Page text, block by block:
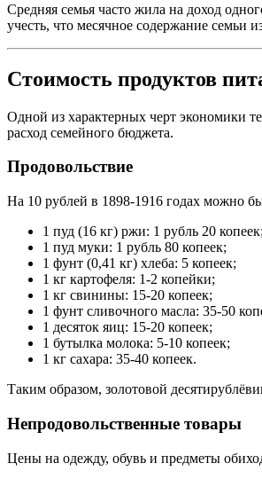
Средняя семья часто жила на доход
учесть, что месячное содержание семьи
Стоимость продуктов
Одной из характерных черт экономики
расход семейного бюджета.
Продовольствие
На 10 рублей в 1898-1916 годах можно
1 пуд (16 кг) ржи: 1 рубль 20 копеек;
1 пуд муки: 1 рубль 80 копеек;
1 фунт (0,41 кг) хлеба: 5 копеек;
1 кг картофеля: 1-2 копейки;
1 кг свинины: 15-20 копеек;
1 фунт сливочного масла: 35-50
1 десяток яиц: 15-20 копеек;
1 бутылка молока: 5-10 копеек;
1 кг сахара: 35-40 копеек.
Таким образом, золотовой
Непродовольственные товары
Цены на одежду, обувь и предметы